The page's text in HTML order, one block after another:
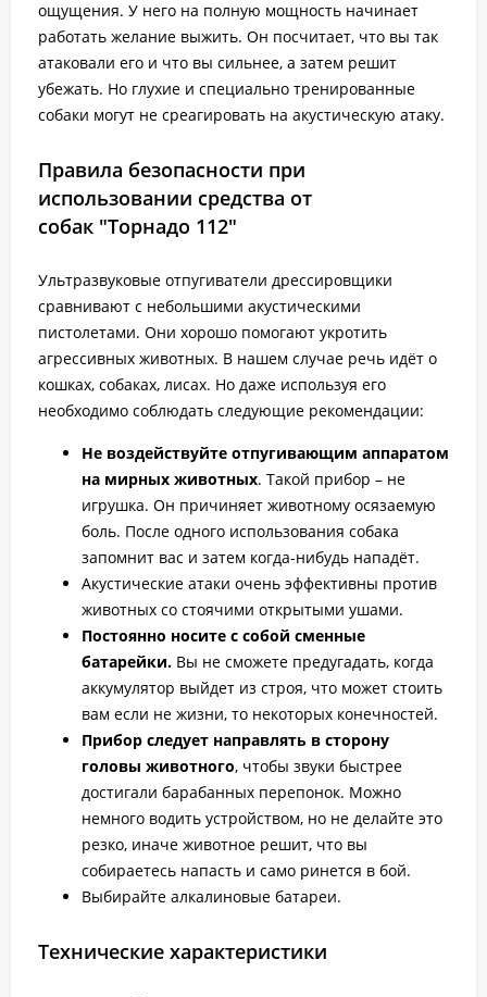
ощущения. У него на полную мощность начинает
работать желание выжить. Он посчитает, что вы так
атаковали его и что вы сильнее, а затем решит
убежать. Но глухие и специально тренированные
собаки могут не среагировать на акустическую атаку.
Правила безопасности при
использовании средства от
собак "Торнадо 112"
Ультразвуковые отпугиватели дрессировщики
сравнивают с небольшими акустическими
пистолетами. Они хорошо помогают укротить
агрессивных животных. В нашем случае речь идёт о
кошках, собаках, лисах. Но даже используя его
необходимо соблюдать следующие рекомендации:
Не воздействуйте отпугивающим аппаратом
на мирных животных. Такой прибор – не
игрушка. Он причиняет животному осязаемую
боль. После одного использования собака
запомнит вас и затем когда-нибудь нападёт.
Акустические атаки очень эффективны против
животных со стоячими открытыми ушами.
Постоянно носите с собой сменные
батарейки. Вы не сможете предугадать, когда
аккумулятор выйдет из строя, что может стоить
вам если не жизни, то некоторых конечностей.
Прибор следует направлять в сторону
головы животного, чтобы звуки быстрее
достигали барабанных перепонок. Можно
немного водить устройством, но не делайте это
резко, иначе животное решит, что вы
собираетесь напасть и само ринется в бой.
Выбирайте алкалиновые батареи.
Технические характеристики